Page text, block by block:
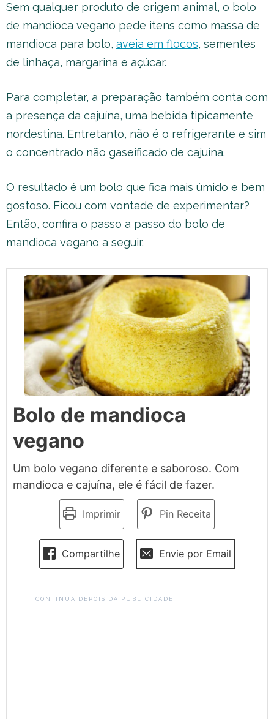
Sem qualquer produto de origem animal, o bolo
de mandioca vegano pede itens como massa de
mandioca para bolo, aveia em flocos, sementes
de linhaça, margarina e açúcar.
Para completar, a preparação também conta com
a presença da cajuína, uma bebida tipicamente
nordestina. Entretanto, não é o refrigerante e sim
o concentrado não gaseificado de cajuína.
O resultado é um bolo que fica mais úmido e bem
gostoso. Ficou com vontade de experimentar?
Então, confira o passo a passo do bolo de
mandioca vegano a seguir.
Bolo de mandioca
vegano
Um bolo vegano diferente e saboroso. Com
mandioca e cajuína, ele é fácil de fazer.
Imprimir Pin Receita
Compartilhe Envie por Email
CONTINUA DEPOIS DA PUBLICIDADE